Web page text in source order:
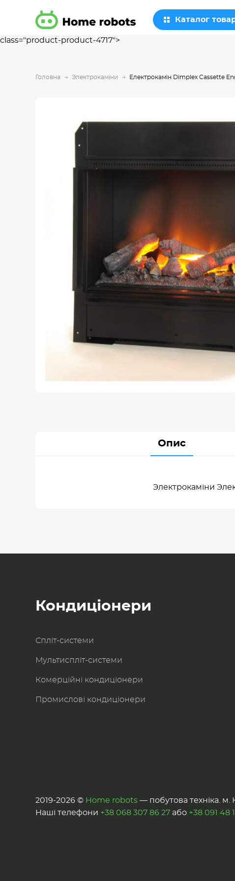
class="product-product-4717">
Каталог
Головна Электрокаміни Електрокамін Dimplex Cassette
Опис
Электрокаміни
Кондиціонери
Спліт-системи
Мультиспліт-системи
Комерційні кондиціонери
Промислові кондиціонери
2019-2026 © Home robots — побутова техніка. м.
Наші телефони +38 068 307 86 27 або +38 091 48